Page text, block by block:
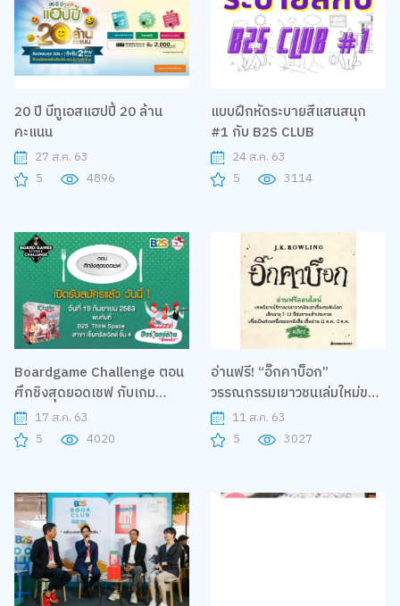
20 ปี บีทูเอสแฮปปี้ 20 ล้าน
คะแนน
27 ส.ค. 63
5
4896
แบบฝึกหัดระบายสีแสนสนุก
#1 กับ B2S CLUB
24 ส.ค. 63
5
3114
Boardgame Challenge ตอน
ศึกชิงสุดยอดเชฟ กับเกม
Kitchen Rush
17 ส.ค. 63
5
4020
อ่านฟรี! “อิ๊กคาบ็อก”
วรรณกรรมเยาวชนเล่มใหม่ของ
เจ.เค. โรว์ลิ่ง
11 ส.ค. 63
5
3027